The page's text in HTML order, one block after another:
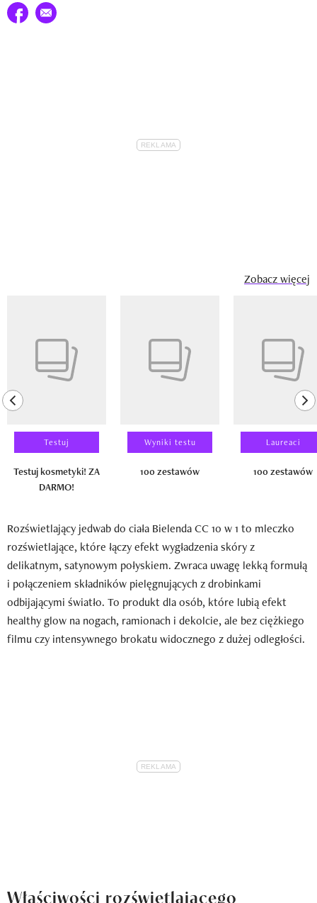
Udostępnij na facebook
E-mail do przyjaciela
Zobacz więcej
previous element
Testuj
Testuj kosmetyki! ZA
DARMO!
Wyniki testu
100 zestawów
Laureaci
100 zestawów
Rozświetlający jedwab do ciała Bielenda CC 10 w 1 to mleczko
rozświetlające, które łączy efekt wygładzenia skóry z
delikatnym, satynowym połyskiem. Zwraca uwagę lekką formułą
i połączeniem składników pielęgnujących z drobinkami
odbijającymi światło. To produkt dla osób, które lubią efekt
healthy glow na nogach, ramionach i dekolcie, ale bez ciężkiego
filmu czy intensywnego brokatu widocznego z dużej odległości.
Właściwości rozświetlającego